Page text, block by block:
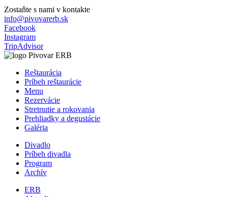
Zostaňte s nami v kontakte
info@pivovarerb.sk
Facebook
Instagram
TripAdvisor
Reštaurácia
Príbeh reštaurácie
Menu
Rezervácie
Stretnutie a rokovania
Prehliadky a degustácie
Galéria
Divadlo
Príbeh divadla
Program
Archív
ERB